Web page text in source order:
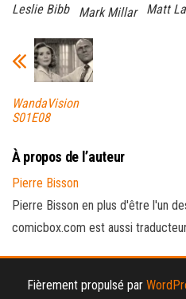
Leslie Bibb
Mark Millar Matt
WandaVision
S01E08
À propos de l’auteur
Pierre Bisson
Pierre Bisson en plus d'être l'un
comicbox.com est aussi
Fièrement propulsé par